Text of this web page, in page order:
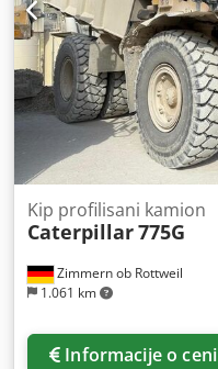
Zimmern ob Rottweil
1.061 km
Kip profilisani kamion
Caterpillar775G
Informacije o ceni